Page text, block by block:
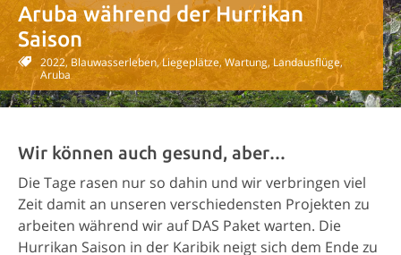
Aruba während der Hurrikan
Saison
2022, Blauwasserleben, Liegeplätze, Wartung, Landausflüge,
Aruba
Wir können auch gesund, aber…
Die Tage rasen nur so dahin und wir verbringen viel
Zeit damit an unseren verschiedensten Projekten zu
arbeiten während wir auf DAS Paket warten. Die
Hurrikan Saison in der Karibik neigt sich dem Ende zu